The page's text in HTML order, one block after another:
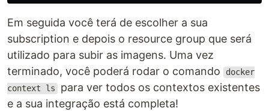
Em seguida você terá de escolher a sua
subscription e depois o resource group que será
utilizado para subir as imagens. Uma vez
terminado, você poderá rodar o comando
docker
context ls para ver todos os contextos existentes
e a sua integração está completa!